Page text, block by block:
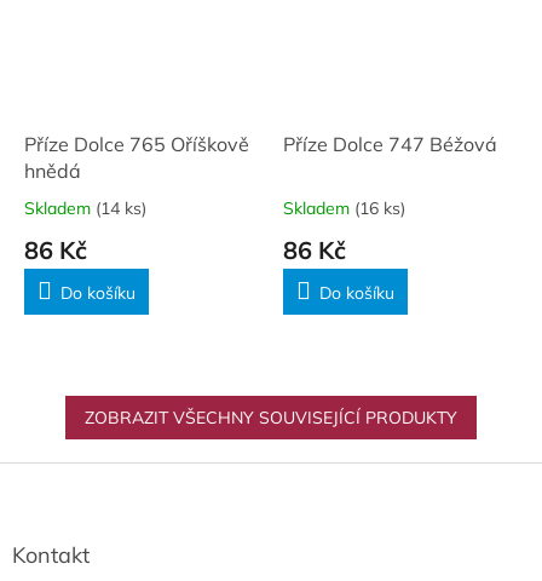
Příze Dolce 765 Oříškově
hnědá
Skladem (14 ks)
86 Kč
Do košíku
Příze Dolce 747 Béžová
Skladem (16 ks)
86 Kč
Do košíku
ZOBRAZIT VŠECHNY SOUVISEJÍCÍ PRODUKTY
Kontakt